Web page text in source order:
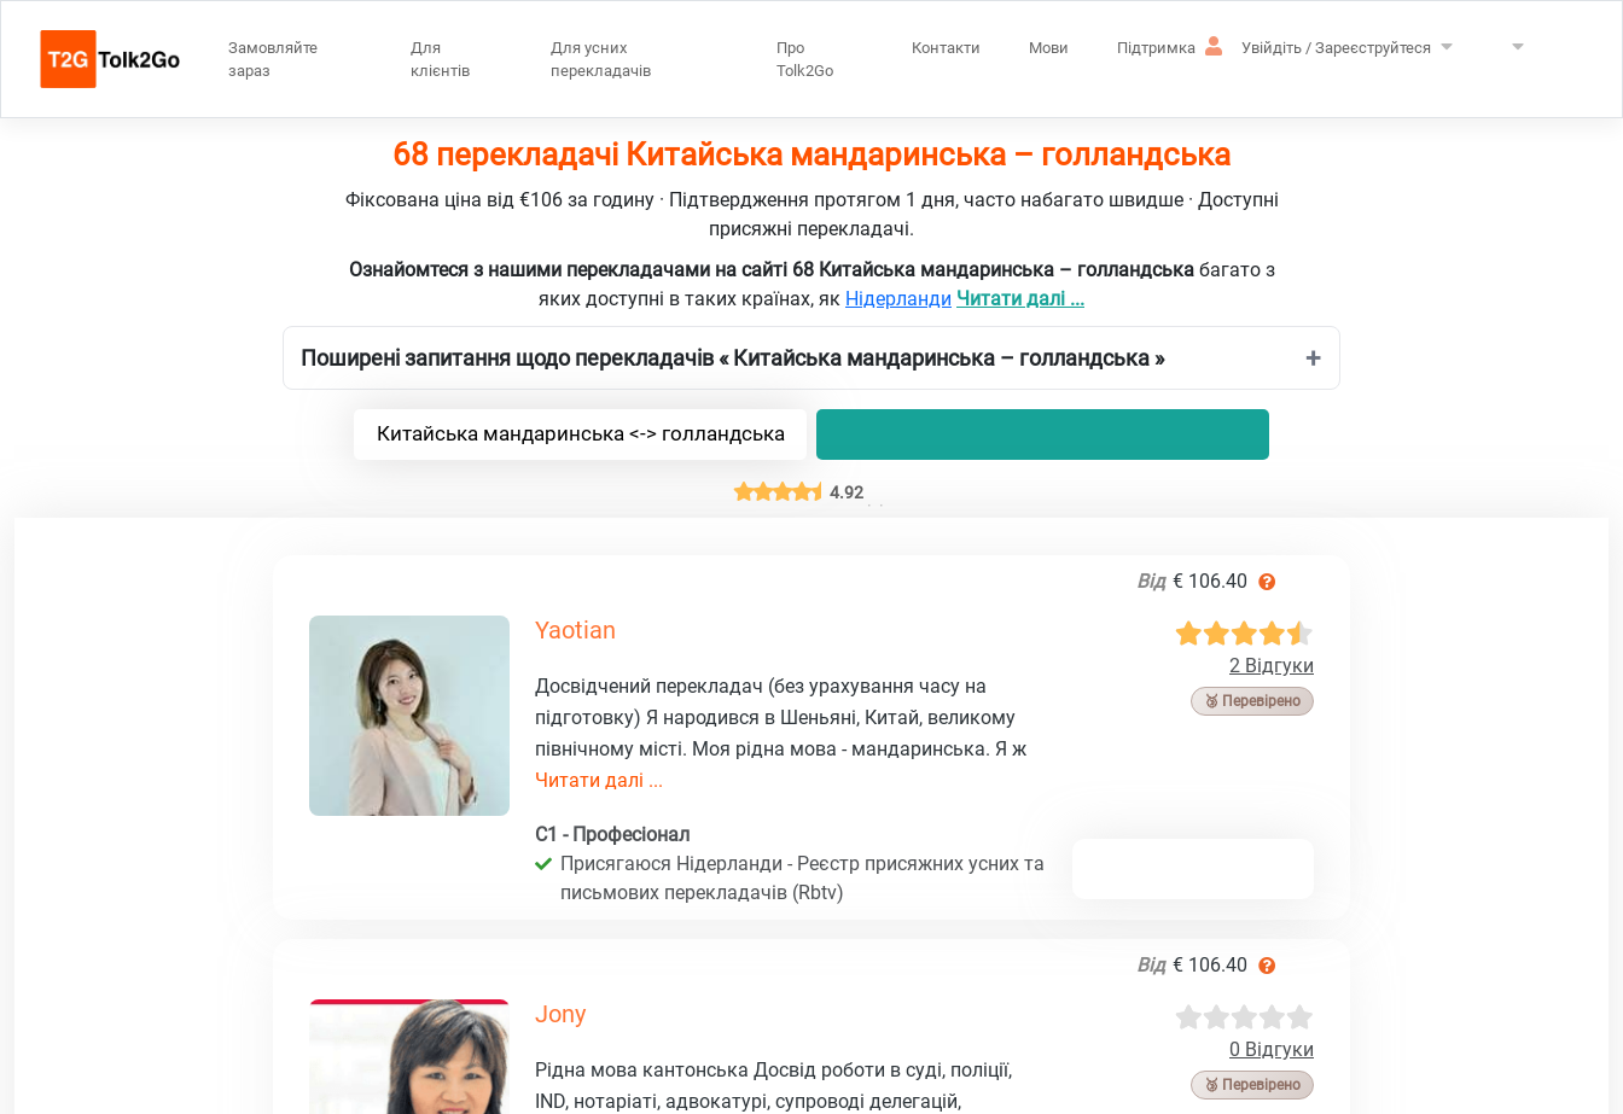
Замовляйте
зараз
Для
клієнтів
Для усних
перекладачів
Про
Tolk2Go
Контакти Мови Підтримка Увійдіть / Зареєструйтеся
68 перекладачі Китайська мандаринська – голландська
Фіксована ціна від €106 за годину · Підтвердження протягом 1 дня, часто набагато швидше · Доступні
присяжні перекладачі.
Ознайомтеся з нашими перекладачами на сайті 68 Китайська мандаринська – голландська багато з
яких доступні в таких країнах, як Нідерланди Читати далі ...
Поширені запитання щодо перекладачів « Китайська мандаринська – голландська »
Китайська мандаринська <-> голландська
4.92
Від € 106.40
Yaotian
2 Відгуки
🥉 Перевірено
Досвідчений перекладач (без урахування часу на
підготовку) Я народився в Шеньяні, Китай, великому
північному місті. Моя рідна мова - мандаринська. Я ж
Читати далі ...
C1 - Професіонал
Присягаюся Нідерланди - Реєстр присяжних усних та
письмових перекладачів (Rbtv)
Від € 106.40
Jony
0 Відгуки
🥉 Перевірено
Рідна мова кантонська Досвід роботи в суді, поліції,
IND, нотаріаті, адвокатурі, супроводі делегацій,